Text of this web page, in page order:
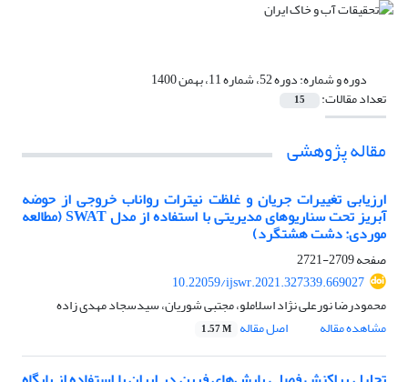
دوره و شماره:دوره 52، شماره 11، بهمن 1400
تعداد مقالات: 15
مقاله پژوهشی
ارزیابی تغییرات جریان و غلظت نیترات رواناب خروجی از حوضه
آبریز تحت سناریوهای مدیریتی با استفاده از مدل SWAT (مطالعه
موردی: دشت هشتگرد)
صفحه2709-2721
10.22059/ijswr.2021.327339.669027
محمودرضا نورعلی نژاد اسلاملو، مجتبی شوریان، سیدسجاد مهدی زاده
مشاهده مقاله
اصل مقاله 1.57 M